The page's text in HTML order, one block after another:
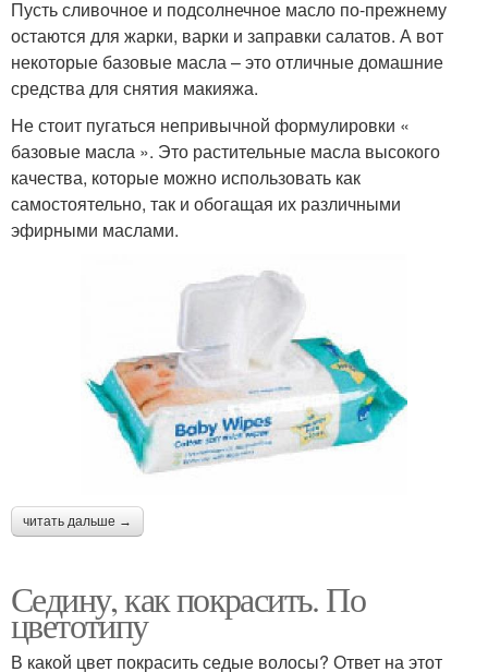
Пусть сливочное и подсолнечное масло по-прежнему
остаются для жарки, варки и заправки салатов. А вот
некоторые базовые масла – это отличные домашние
средства для снятия макияжа.
Не стоит пугаться непривычной формулировки «
базовые масла ». Это растительные масла высокого
качества, которые можно использовать как
самостоятельно, так и обогащая их различными
эфирными маслами.
читать дальше →
Седину, как покрасить. По
цветотипу
В какой цвет покрасить седые волосы? Ответ на этот